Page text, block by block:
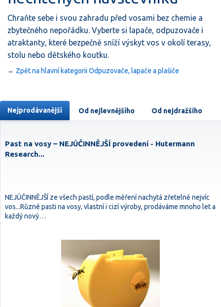
Chraňte sebe i svou zahradu před vosami bez chemie a
zbytečného nepořádku. Vyberte si lapače, odpuzovače i
atraktanty, které bezpečně sníží výskyt vos v okolí terasy,
stolu nebo dětského koutku.
← Zpět na hlavní kategorii Odpuzovače, lapače a plašiče
Nejprodávanější Od nejlevnějšího Od nejdražšího
Past na vosy – NEJÚČINNĚJŠÍ provedení - Hutermann
Research...
NEJÚČINNĚJŠÍ ze všech pastí, podle měření nachytá zřetelně nejvíc
vos...Různé pasti na vosy, vlastní i cizí výroby, prodáváme mnoho let a
každý nový…